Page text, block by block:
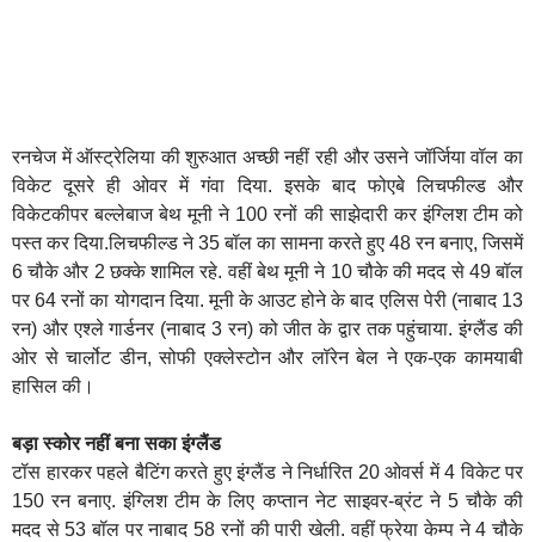
रनचेज में ऑस्ट्रेलिया की शुरुआत अच्छी नहीं रही और उसने जॉर्जिया वॉल का
विकेट दूसरे ही ओवर में गंवा दिया. इसके बाद फोएबे लिचफील्ड और
विकेटकीपर बल्लेबाज बेथ मूनी ने 100 रनों की साझेदारी कर इंग्लिश टीम को
पस्त कर दिया.लिचफील्ड ने 35 बॉल का सामना करते हुए 48 रन बनाए, जिसमें
6 चौके और 2 छक्के शामिल रहे. वहीं बेथ मूनी ने 10 चौके की मदद से 49 बॉल
पर 64 रनों का योगदान दिया. मूनी के आउट होने के बाद एलिस पेरी (नाबाद 13
रन) और एश्ले गार्डनर (नाबाद 3 रन) को जीत के द्वार तक पहुंचाया. इंग्लैंड की
ओर से चार्लोट डीन, सोफी एक्लेस्टोन और लॉरेन बेल ने एक-एक कामयाबी
हासिल की।
बड़ा स्कोर नहीं बना सका इंग्लैंड
टॉस हारकर पहले बैटिंग करते हुए इंग्लैंड ने निर्धारित 20 ओवर्स में 4 विकेट पर
150 रन बनाए. इंग्लिश टीम के लिए कप्तान नेट साइवर-ब्रंट ने 5 चौके की
मदद से 53 बॉल पर नाबाद 58 रनों की पारी खेली. वहीं फ्रेया केम्प ने 4 चौके